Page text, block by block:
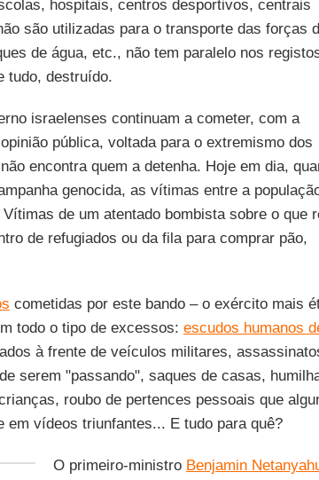
hospitais, centros desportivos, centrais
são utilizadas para o transporte das forças
de água, etc., não tem paralelo nos
tudo, destruído.
israelenses continuam a cometer, com a
pública, voltada para o extremismo dos
encontra quem a detenha. Hoje em dia,
genocida, as vítimas entre a
de um atentado bombista sobre o que
de refugiados ou da fila para comprar pão,
cometidas por este bando – o exército mais
todo o tipo de excessos: escudos humanos
à frente de veículos militares,
serem "passando", saques de casas,
roubo de pertences pessoais que
em vídeos triunfantes... E tudo para quê?
O primeiro-ministro Benjamin